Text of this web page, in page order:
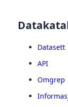
Datasett
API
Omgrep